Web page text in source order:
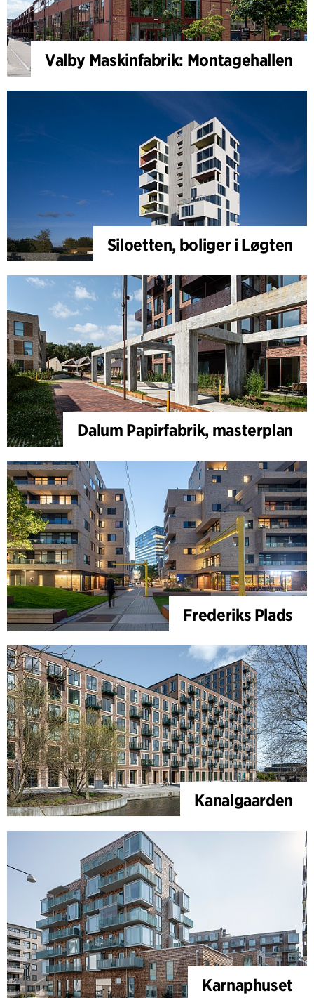
Valby Maskinfabrik: Montagehallen
Siloetten, boliger i Løgten
Dalum Papirfabrik, masterplan
Frederiks Plads
Kanalgaarden
Karnaphuset